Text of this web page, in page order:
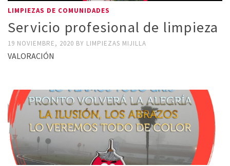
LIMPIEZAS DE COMUNIDADES
Servicio profesional de limpieza
19 NOVIEMBRE, 2020 BY LIMPIEZAS MIJILLA
VALORACIÓN